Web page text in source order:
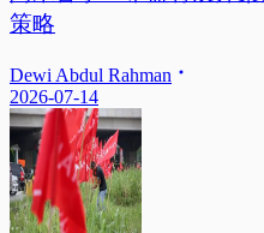
策略
Dewi Abdul Rahman
2026-07-14